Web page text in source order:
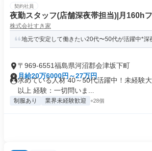
契約社員
夜勤スタッフ(店舗深夜帯担当)|月160h
株式会社すき家
地元で安定して働きたい20代〜50代が活躍中*深
〒969-6551福島県河沼郡会津坂下町
月給20万6000円～27万円
求めている人材 40～50代活躍中！未経験
以上 経験：一切問いま...
制服あり 業界未経験歓迎 +28個